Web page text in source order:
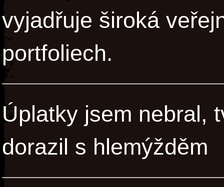
vyjadřuje široká
portfoliech.
Úplatky jsem nebral,
dorazil s hlemýžděm